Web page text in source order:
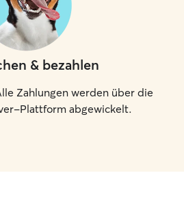
& bezahlen
Zahlungen werden über die
Plattform abgewickelt.